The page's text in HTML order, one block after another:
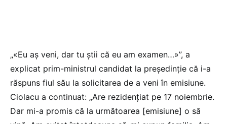
„«Eu aș veni, dar tu știi că eu am examen…»”, a
explicat prim-ministrul candidat la președinție că i-a
răspuns fiul său la solicitarea de a veni în emisiune.
Ciolacu a continuat: „Are rezidențiat pe 17 noiembrie.
Dar mi-a promis că la următoarea [emisiune] o să